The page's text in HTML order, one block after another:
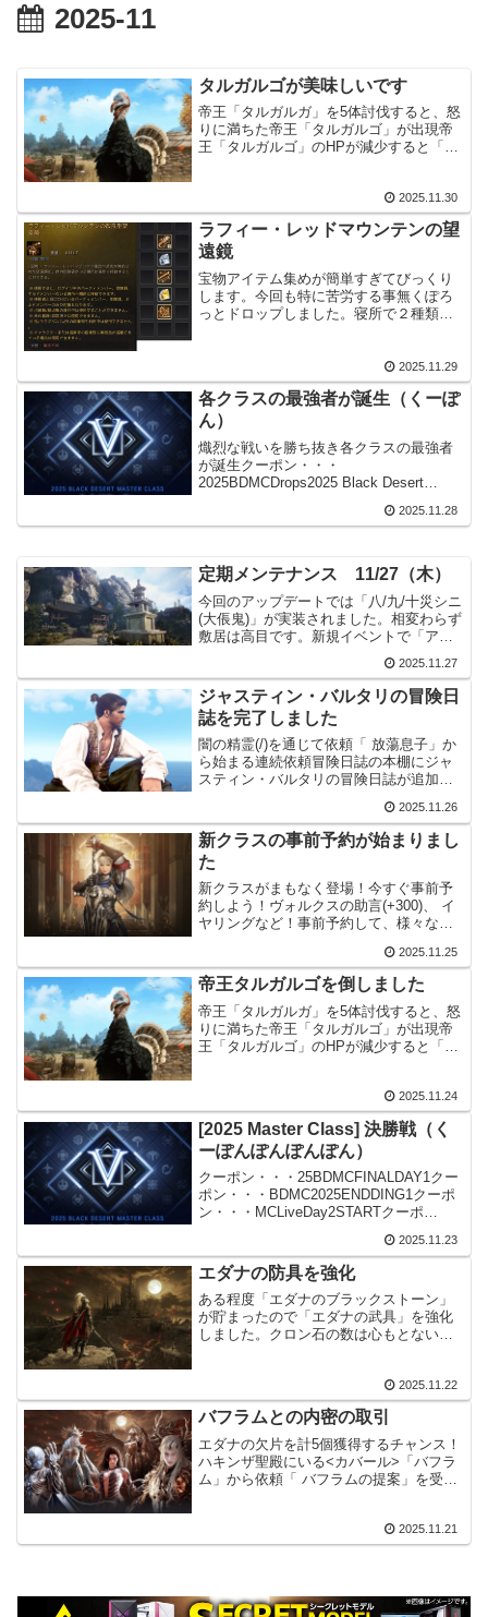
2025-11
タルガルゴが美味しいです
帝王「タルガルガ」を5体討伐すると、怒
りに満ちた帝王「タルガルゴ」が出現帝
王「タルガルゴ」のHPが減少すると「巨
と帝王「タルガルゴ」を討伐し、「巨大
ターキーの卵」を討伐...
2025.11.30
ラフィー・レッドマウンテンの望
遠鏡
宝物アイテム集めが簡単すぎてびっくり
します。今回も特に苦労する事無くぽろ
っとドロップしました。寝所で２種類が
るは巨匠だけです。まだ絵の具が残って
いるので、出来る限りは消...
2025.11.29
各クラスの最強者が誕生（くーぽ
ん）
熾烈な戦いを勝ち抜き各クラスの最強者
が誕生クーポン・・・
2025BDMCDrops2025 Black Desert
す。まぁ、そこよりもクーポンの方が大
2025.11.28
定期メンテナンス 11/27（木）
今回のアップデートでは「八/九/十災シニ
(大倀鬼)」が実装されました。相変わらず
敷居は高目です。新規イベントで「アグ
います。MOB狩りを頑張らないと溢れて
しまいそうです。主要アップデート大倀
鬼の難...
2025.11.27
ジャスティン・バルタリの冒険日
誌を完了しました
闇の精霊(/)を通じて依頼「 放蕩息子」か
ら始まる連続依頼冒険日誌の本棚にジャ
スティン・バルタリの冒険日誌が追加面
称号とクロン石などが報酬です。各地を
回るだけでしたが、分かりにくい場所に
日誌があるので大変...
2025.11.26
新クラスの事前予約が始まりまし
た
新クラスがまもなく登場！今すぐ事前予
約しよう！ヴォルクスの助言(+300)、 イ
ヤリングなど！事前予約して、様々な報
予約をしておけば大丈夫そうです。カル
フェオン宴会が１２月１３日に開催され
るので、そこで...
2025.11.25
帝王タルガルゴを倒しました
帝王「タルガルガ」を5体討伐すると、怒
りに満ちた帝王「タルガルゴ」が出現帝
王「タルガルゴ」のHPが減少すると「巨
と帝王「タルガルゴ」を討伐し、「巨大
ターキーの卵」を討伐...
2025.11.24
[2025 Master Class] 決勝戦（く
ーぽんぽんぽんぽん）
クーポン・・・25BDMCFINALDAY1クー
ポン・・・BDMC2025ENDDING1クーポ
ン・・・MCLiveDay2STARTクーポ
月22日(土)と11月23日(日)に行われまし
た。...
2025.11.23
エダナの防具を強化
ある程度「エダナのブラックストーン」
が貯まったので「エダナの武具」を強化
しました。クロン石の数は心もとないで
１５０、真Ⅱはスタック１８０、真Ⅲは
スタック２００での強化で...
2025.11.22
バフラムとの内密の取引
エダナの欠片を計5個獲得するチャンス！
ハキンザ聖殿にいる<カバール>「バフラ
ム」から依頼「 バフラムの提案」を受注
いれば依頼を受けられます。面倒ですが
難しい事は無い...
2025.11.21